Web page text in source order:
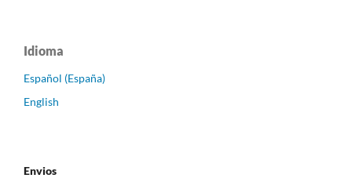
Idioma
Español (España)
English
Envios